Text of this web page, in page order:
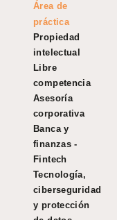
Área de
práctica
Propiedad
intelectual
Libre
competencia
Asesoría
corporativa
Banca y
finanzas -
Fintech
Tecnología,
ciberseguridad
y protección